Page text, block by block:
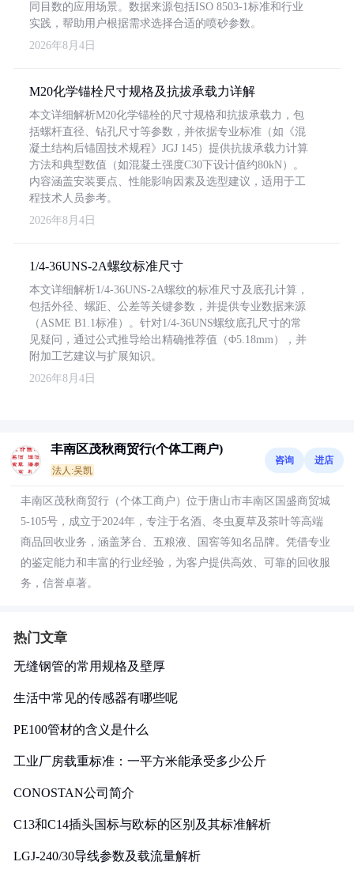
同目数的应用场景。数据来源包括ISO 8503-1标准和行业
实践，帮助用户根据需求选择合适的喷砂参数。
2026年8月4日
M20化学锚栓尺寸规格及抗拔承载力详解
本文详细解析M20化学锚栓的尺寸规格和抗拔承载力，包
括螺杆直径、钻孔尺寸等参数，并依据专业标准（如《混
凝土结构后锚固技术规程》JGJ 145）提供抗拔承载力计算
方法和典型数值（如混凝土强度C30下设计值约80kN）。
内容涵盖安装要点、性能影响因素及选型建议，适用于工
程技术人员参考。
2026年8月4日
1/4-36UNS-2A螺纹标准尺寸
本文详细解析1/4-36UNS-2A螺纹的标准尺寸及底孔计算，
包括外径、螺距、公差等关键参数，并提供专业数据来源
（ASME B1.1标准）。针对1/4-36UNS螺纹底孔尺寸的常
见疑问，通过公式推导给出精确推荐值（Φ5.18mm），并
附加工艺建议与扩展知识。
2026年8月4日
丰南区茂秋商贸行(个体工商户)
法人:吴凯
咨询 进店
丰南区茂秋商贸行（个体工商户）位于唐山市丰南区国盛商贸城
5-105号，成立于2024年，专注于名酒、冬虫夏草及茶叶等高端
商品回收业务，涵盖茅台、五粮液、国窖等知名品牌。凭借专业
的鉴定能力和丰富的行业经验，为客户提供高效、可靠的回收服
务，信誉卓著。
热门文章
无缝钢管的常用规格及壁厚
生活中常见的传感器有哪些呢
PE100管材的含义是什么
工业厂房载重标准：一平方米能承受多少公斤
CONOSTAN公司简介
C13和C14插头国标与欧标的区别及其标准解析
LGJ-240/30导线参数及载流量解析